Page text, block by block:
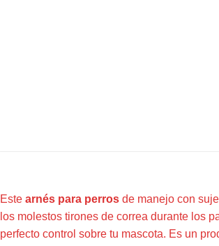
Este arnés para perros de manejo con
los molestos tirones de correa durante los
perfecto control sobre tu mascota. Es un